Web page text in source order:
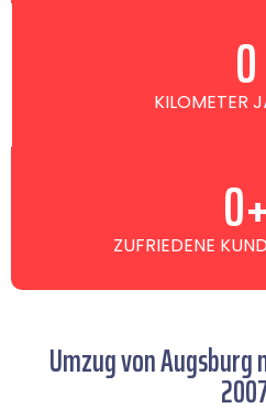
KILOMETER
0
ZUFRIEDENE 0+
Umzug von Augsburg